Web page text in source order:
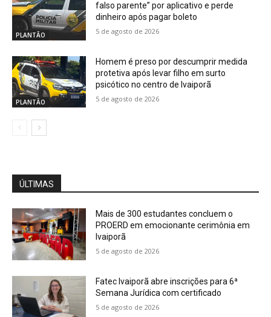
PLANTÃO
falso parente” por aplicativo e perde
dinheiro após pagar boleto
5 de agosto de 2026
PLANTÃO
Homem é preso por descumprir medida
protetiva após levar filho em surto
psicótico no centro de Ivaiporã
5 de agosto de 2026
ÚLTIMAS
Mais de 300 estudantes concluem o
PROERD em emocionante cerimônia em
Ivaiporã
5 de agosto de 2026
Fatec Ivaiporã abre inscrições para 6ª
Semana Jurídica com certificado
5 de agosto de 2026